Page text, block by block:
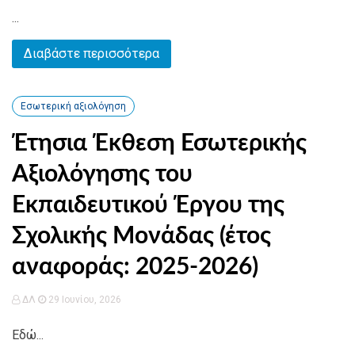
...
Διαβάστε περισσότερα
Εσωτερική αξιολόγηση
Έτησια Έκθεση Εσωτερικής
Αξιολόγησης του
Εκπαιδευτικού Έργου της
Σχολικής Μονάδας (έτος
αναφοράς: 2025-2026)
ΔΛ 29 Ιουνίου, 2026
Εδώ...